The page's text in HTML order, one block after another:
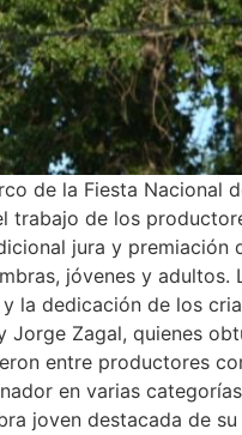
de la Fiesta Nacional
trabajo de los
jura y premiación
jóvenes y adultos.
la dedicación de los
Jorge Zagal, quienes
entre productores
en varias
joven destacada de